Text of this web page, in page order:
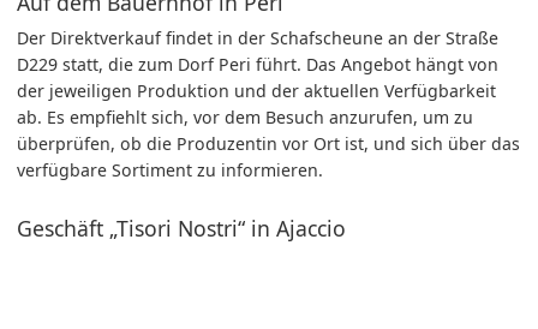
Der Direktverkauf findet in der Schafscheune an der Straße
D229 statt, die zum Dorf Peri führt. Das Angebot hängt von
der jeweiligen Produktion und der aktuellen Verfügbarkeit
ab. Es empfiehlt sich, vor dem Besuch anzurufen, um zu
überprüfen, ob die Produzentin vor Ort ist, und sich über das
verfügbare Sortiment zu informieren.
Geschäft „Tisori Nostri“ in Ajaccio